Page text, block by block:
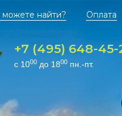
найти? Оплата
+7 (495) 648-45-
с 1000 до 1800 пн.-пт.